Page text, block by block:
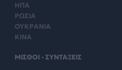
ΗΠΑ
ΡΩΣΙΑ
ΟΥΚΡΑΝΙΑ
ΚΙΝΑ
ΜΙΣΘΟΙ - ΣΥΝΤΑΞΕΙΣ